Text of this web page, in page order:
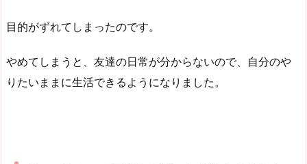
目的がずれてしまったのです。
やめてしまうと、友達の日常が分からないので、自分のや
りたいままに生活できるようになりました。